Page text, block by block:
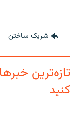
شریک ساختن
تازه‌ترین
کنید